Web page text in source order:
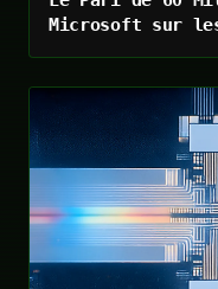
Microsoft sur